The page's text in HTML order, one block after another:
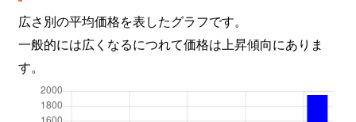
広さ別の平均価格を表したグラフです。
一般的には広くなるにつれて価格は上昇傾向にありま
す。